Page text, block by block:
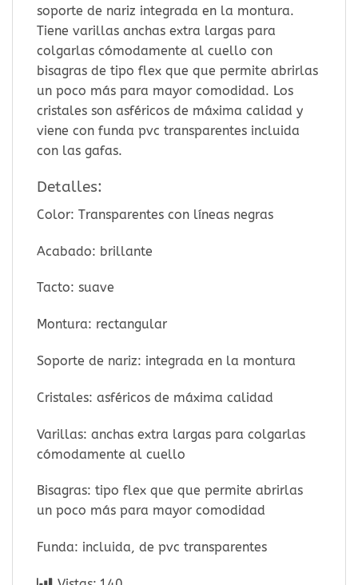
soporte de nariz integrada en la montura.
Tiene varillas anchas extra largas para
colgarlas cómodamente al cuello con
bisagras de tipo flex que que permite abrirlas
un poco más para mayor comodidad. Los
cristales son asféricos de máxima calidad y
viene con funda pvc transparentes incluida
con las gafas.
Detalles:
Color: Transparentes con líneas negras
Acabado: brillante
Tacto: suave
Montura: rectangular
Soporte de nariz: integrada en la montura
Cristales: asféricos de máxima calidad
Varillas: anchas extra largas para colgarlas
cómodamente al cuello
Bisagras: tipo flex que que permite abrirlas
un poco más para mayor comodidad
Funda: incluida, de pvc transparentes